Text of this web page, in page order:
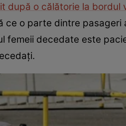
după o călătorie la bordul
ce o parte dintre
femeii decedate este